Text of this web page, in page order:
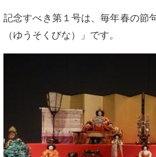
記念すべき第１号は、毎年春の節
（ゆうそくびな）」です。